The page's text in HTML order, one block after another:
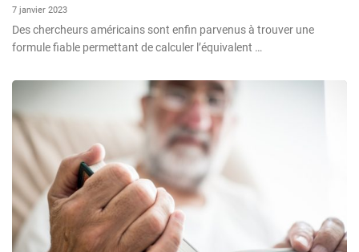
7 janvier 2023
Des chercheurs américains sont enfin parvenus à trouver une
formule fiable permettant de calculer l’équivalent …